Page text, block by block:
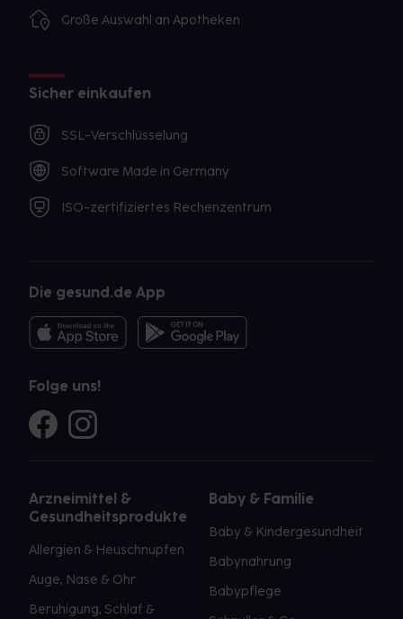
Große Auswahl an Apotheken
Sicher einkaufen
SSL-Verschlüsselung
Software Made in Germany
ISO-zertifiziertes Rechenzentrum
Die gesund.de App
Folge uns!
Arzneimittel &
Gesundheitsprodukte
Allergien & Heuschnupfen
Auge, Nase & Ohr
Beruhigung, Schlaf &
Baby & Familie
Baby & Kindergesundheit
Babynahrung
Babypflege